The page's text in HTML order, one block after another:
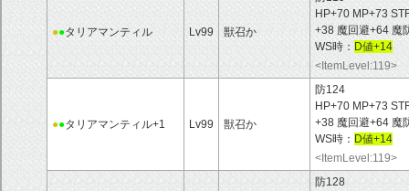
●●タリアマンティル Lv99 獣召か
HP+70 MP+73
+38 魔回避+64 魔
WS時： D値+14
<ItemLevel:119>
●●タリアマンティル+1 Lv99 獣召か
防124
HP+70 MP+73
+38 魔回避+64 魔
WS時： D値+14
<ItemLevel:119>
防128